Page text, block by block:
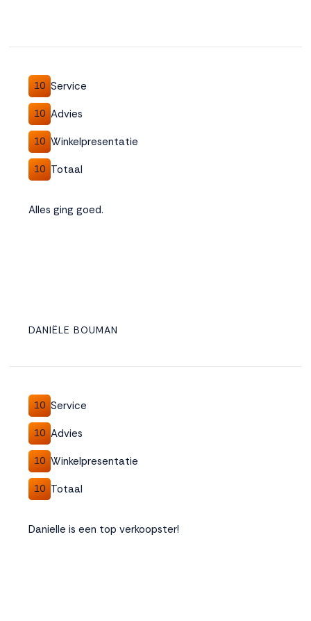
10 Service
10 Advies
10 Winkelpresentatie
10 Totaal
Alles ging goed.
DANIËLE BOUMAN
10 Service
10 Advies
10 Winkelpresentatie
10 Totaal
Danielle is een top verkoopster!